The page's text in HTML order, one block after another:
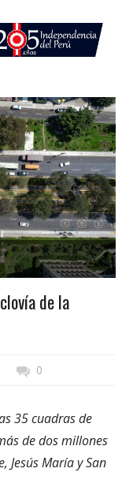
de la
0
35 cuadras de
de dos millones
Jesús María y San